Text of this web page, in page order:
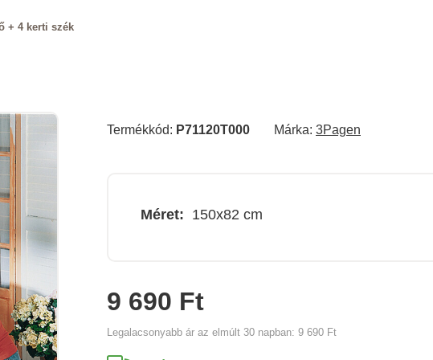
+ 4 kerti szék
Termékkód: P71120T000 Márka: 3Pagen
Méret: 150x82 cm
9 690 Ft
Legalacsonyabb ár az elmúlt 30 napban: 9 690 Ft